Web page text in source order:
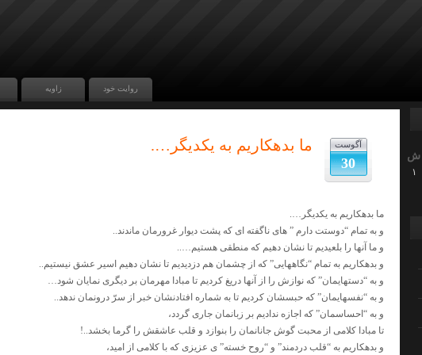
زاویه روایت خود
ش
۱
آگوست
30
ما بدهکاریم به یکدیگر….
ما بدهکاریم به یکدیگر….
و به تمام “دوستت دارم ” های ناگفته ای که پشت دیوار غرورمان ماندند..
و ما آنها را بلعیدیم تا نشان دهیم که منطقی هستیم…..
و بدهکاریم به تمام “نگاههایی” که از چشمان هم دزدیدیم تا نشان دهیم اسیر عشق نیستیم..
و به “دستهایمان” که نوازش را از آنها دریغ کردیم تا مبادا مهرمان بر دیگری نمایان شود…
و به “نفسهایمان” که حبسشان کردیم تا به شماره افتادنشان خبر از سرّ درونمان ندهد..
و به “احساسمان” که اجازه ندادیم بر زبانمان جاری گردد،
تا مبادا کلامی از محبت گوش جانانمان را بنوازد و قلب عاشقش را گرما بخشد..!
و بدهکاریم به “قلب دردمند” و “روح خسته” ی عزیزی که با کلامی از امید،